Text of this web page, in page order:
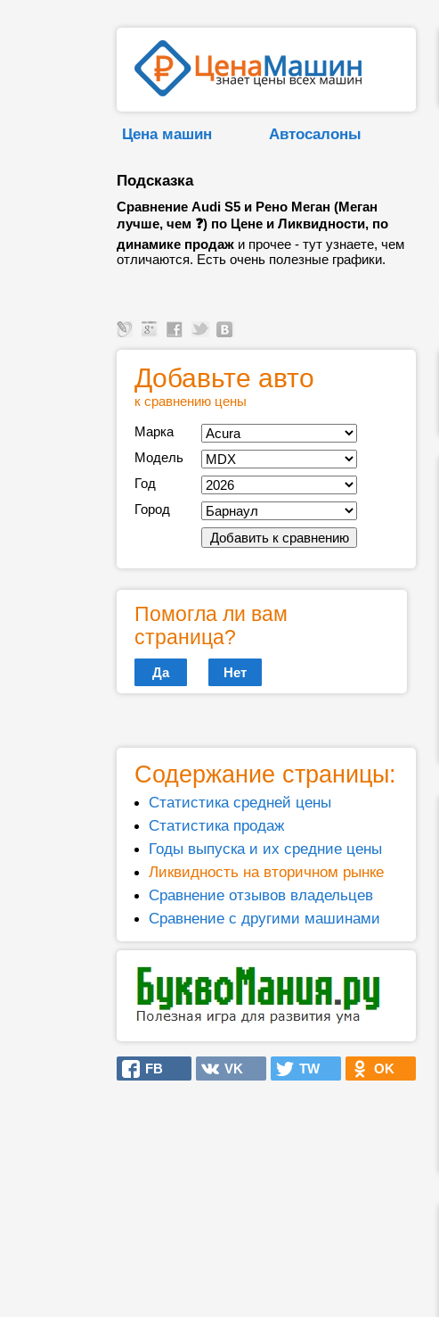
Цена машин Автосалоны
Подсказка
Сравнение Audi S5 и Рено Меган (Меган
лучше, чем ❓) по Цене и Ликвидности, по
динамике продаж и прочее - тут узнаете, чем
отличаются. Есть очень полезные графики.
Добавьте авто
к сравнению цены
Марка
Модель
Год
Город
Помогла ли вам
страница?
Да Нет
Содержание страницы:
Статистика средней цены
Статистика продаж
Годы выпуска и их средние цены
Ликвидность на вторичном рынке
Сравнение отзывов владельцев
Сравнение с другими машинами
FB VK TW OK